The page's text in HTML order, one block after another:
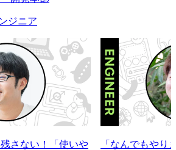
ジニア
残さない！「使いや
「なんでもやり